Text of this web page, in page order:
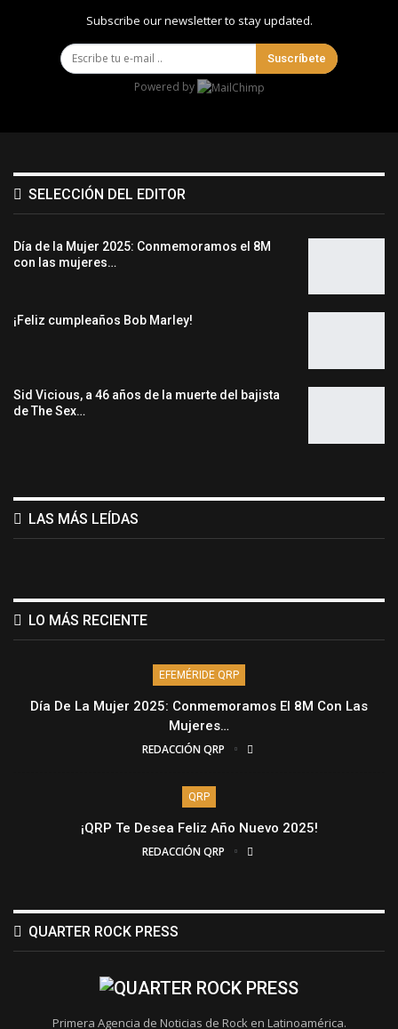
Subscribe our newsletter to stay updated.
Suscríbete
Powered by
SELECCIÓN DEL EDITOR
Día de la Mujer 2025: Conmemoramos el 8M
con las mujeres…
¡Feliz cumpleaños Bob Marley!
Sid Vicious, a 46 años de la muerte del bajista
de The Sex…
LAS MÁS LEÍDAS
LO MÁS RECIENTE
EFEMÉRIDE QRP
Día De La Mujer 2025: Conmemoramos El 8M Con Las
Mujeres…
REDACCIÓN QRP
QRP
¡QRP Te Desea Feliz Año Nuevo 2025!
REDACCIÓN QRP
QUARTER ROCK PRESS
Primera Agencia de Noticias de Rock en Latinoamérica.